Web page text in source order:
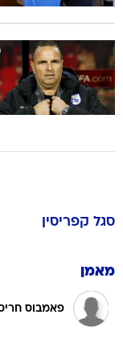
סגל קפריסין
מאמן
פאמבוס